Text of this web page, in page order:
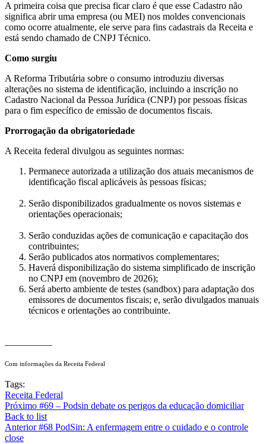
A primeira coisa que precisa ficar claro é que esse Cadastro não
significa abrir uma empresa (ou MEI) nos moldes convencionais
como ocorre atualmente, ele serve para fins cadastrais da Receita e
está sendo chamado de CNPJ Técnico.
Como surgiu
A Reforma Tributária sobre o consumo introduziu diversas
alterações no sistema de identificação, incluindo a inscrição no
Cadastro Nacional da Pessoa Jurídica (CNPJ) por pessoas físicas
para o fim específico de emissão de documentos fiscais.
Prorrogação da obrigatoriedade
A Receita federal divulgou as seguintes normas:
Permanece autorizada a utilização dos atuais mecanismos de
identificação fiscal aplicáveis às pessoas físicas;
Serão disponibilizados gradualmente os novos sistemas e
orientações operacionais;
Serão conduzidas ações de comunicação e capacitação dos
contribuintes;
Serão publicados atos normativos complementares;
Haverá disponibilização do sistema simplificado de inscrição
no CNPJ em (novembro de 2026);
Será aberto ambiente de testes (sandbox) para adaptação dos
emissores de documentos fiscais; e, serão divulgados manuais
técnicos e orientações ao contribuinte.
Com informações da Receita Federal
Tags:
Receita Federal
Próximo #69 – Podsin debate os perigos da educação domiciliar
Back to list
Anterior #68 PodSin: A enfermagem entre o cuidado e o controle
close